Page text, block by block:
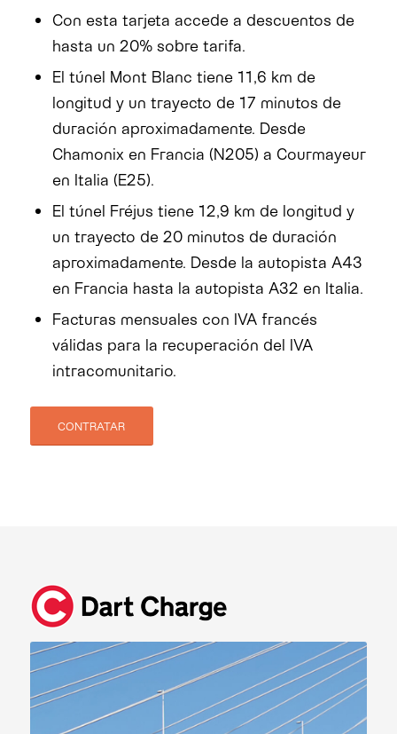
Con esta tarjeta accede a descuentos de
hasta un 20% sobre tarifa.
El túnel Mont Blanc tiene 11,6 km de
longitud y un trayecto de 17 minutos de
duración aproximadamente. Desde
Chamonix en Francia (N205) a Courmayeur
en Italia (E25).
El túnel Fréjus tiene 12,9 km de longitud y
un trayecto de 20 minutos de duración
aproximadamente. Desde la autopista A43
en Francia hasta la autopista A32 en Italia.
Facturas mensuales con IVA francés
válidas para la recuperación del IVA
intracomunitario.
CONTRATAR